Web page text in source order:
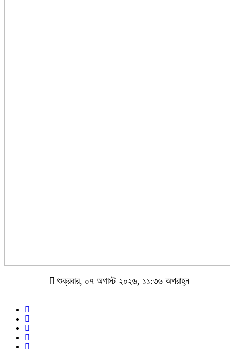
শুক্রবার, ০৭ অগাস্ট ২০২৬, ১১:৩৬ অপরাহ্ন